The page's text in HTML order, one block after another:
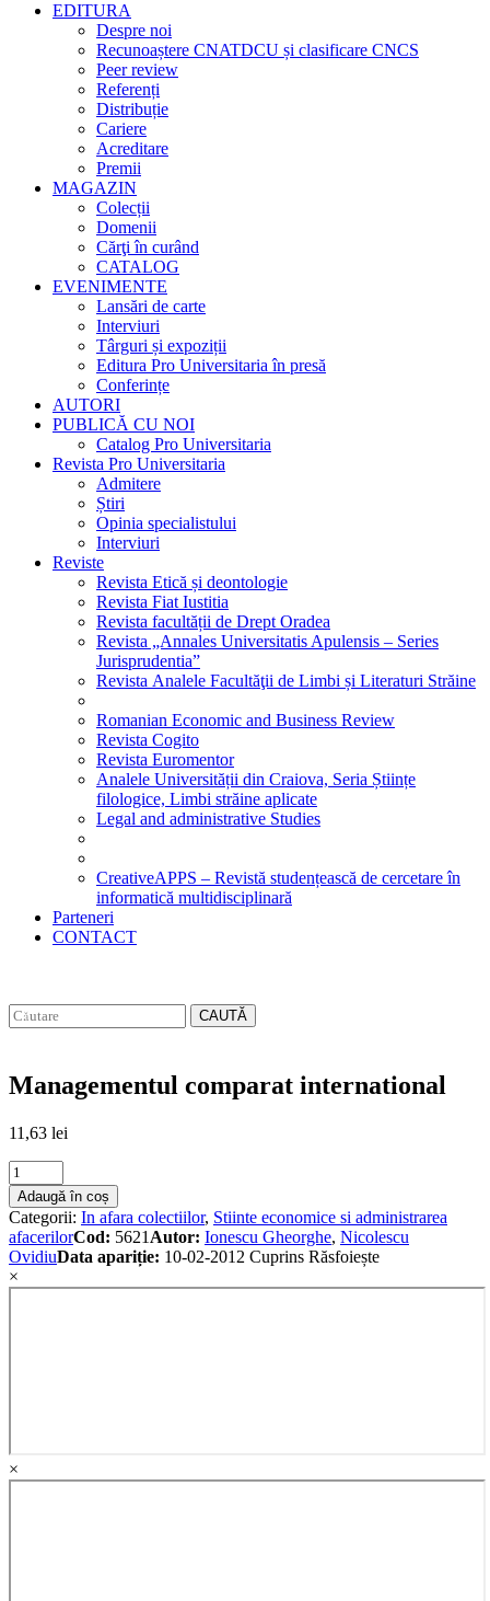
EDITURA
Despre noi
Recunoaștere CNATDCU și clasificare CNCS
Peer review
Referenți
Distribuție
Cariere
Acreditare
Premii
MAGAZIN
Colecții
Domenii
Cărţi în curând
CATALOG
EVENIMENTE
Lansări de carte
Interviuri
Târguri și expoziții
Editura Pro Universitaria în presă
Conferințe
AUTORI
PUBLICĂ CU NOI
Catalog Pro Universitaria
Revista Pro Universitaria
Admitere
Știri
Opinia specialistului
Interviuri
Reviste
Revista Etică și deontologie
Revista Fiat Iustitia
Revista facultății de Drept Oradea
Revista „Annales Universitatis Apulensis – Series
Jurisprudentia”
Revista Analele Facultăţii de Limbi și Literaturi Străine
Romanian Economic and Business Review
Revista Cogito
Revista Euromentor
Analele Universității din Craiova, Seria Științe
filologice, Limbi străine aplicate
Legal and administrative Studies
CreativeAPPS – Revistă studențească de cercetare în
informatică multidisciplinară
Parteneri
CONTACT
CAUTĂ
Managementul comparat international
11,63 lei
Managementul
comparat
international
quantity
Adaugă în coș
Categorii: In afara colectiilor, Stiinte economice si administrarea
afacerilorCod: 5621 Autor: Ionescu Gheorghe, Nicolescu
OvidiuData apariție: 10-02-2012 Cuprins Răsfoiește
×
×